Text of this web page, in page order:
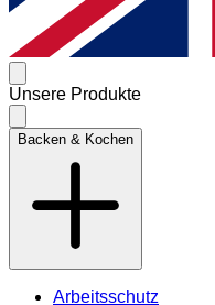
Unsere Produkte
Backen & Kochen
Arbeitsschutz